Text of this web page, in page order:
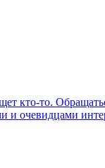
кто-то.
и очевидцами